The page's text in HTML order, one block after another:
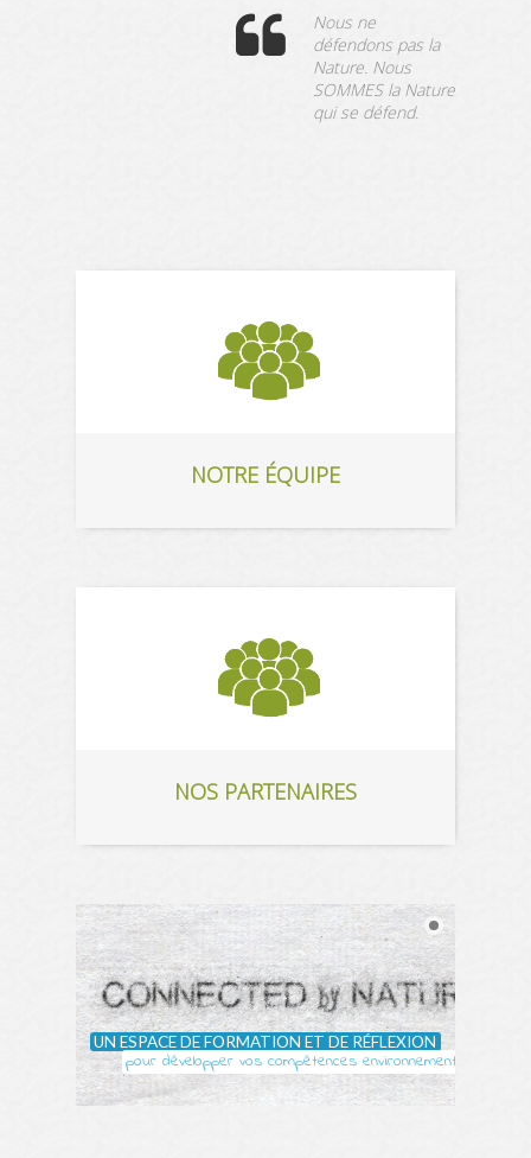
Nous ne
défendons pas la
Nature. Nous
SOMMES la Nature
qui se défend.
NOTRE ÉQUIPE
NOS PARTENAIRES
UN ESPACE DE FORMATION ET DE RÉFLEXION
pour développer vos compétences environnementales